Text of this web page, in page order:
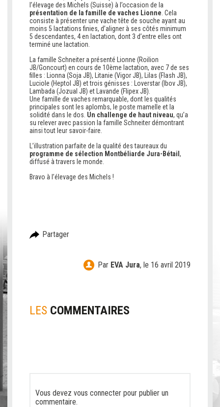
l’élevage des Michels (Suisse) à l’occasion de la
présentation de la famille de vaches Lionne. Cela
consiste à présenter une vache tête de souche ayant au
moins 5 lactations finies, d’aligner à ses côtés minimum
5 descendantes, 4 en lactation, dont 3 d’entre elles ont
terminé une lactation.
La famille Schneiter a présenté Lionne (Roilion
JB/Goncourt) en cours de 10ème lactation, avec 7 de ses
filles : Lionna (Soja JB), Litanie (Vigor JB), Lilas (Flash JB),
Luciole (Heptol JB) et trois génisses : Loverstar (Ibov JB),
Lambada (Jozual JB) et Lavande (Flipex JB).
Une famille de vaches remarquable, dont les qualités
principales sont les aplombs, le poste mamelle et la
solidité dans le dos. Un challenge de haut niveau, qu’a
su relever avec passion la famille Schneiter démontrant
ainsi tout leur savoir-faire.
L’illustration parfaite de la qualité des taureaux du
programme de sélection Montbéliarde Jura-Bétail ,
diffusé à travers le monde.
Bravo à l’élevage des Michels !
Partager
Par EVA Jura, le 16 avril 2019
LES COMMENTAIRES
Vous devez vous connecter pour publier un
commentaire.